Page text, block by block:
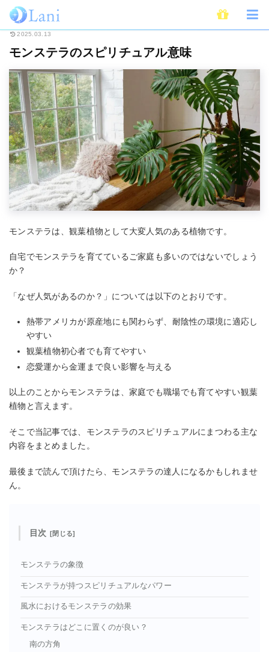
ホーム スピリチュアル
2025.03.13
モンステラのスピリチュアル意味
モンステラは、観葉植物として大変人気のある植物です。
自宅でモンステラを育てているご家庭も多いのではないでしょう
か？
「なぜ人気があるのか？」については以下のとおりです。
熱帯アメリカが原産地にも関わらず、耐陰性の環境に適応し
やすい
観葉植物初心者でも育てやすい
恋愛運から金運まで良い影響を与える
以上のことからモンステラは、家庭でも職場でも育てやすい観葉
植物と言えます。
そこで当記事では、モンステラのスピリチュアルにまつわる主な
内容をまとめました。
最後まで読んで頂けたら、モンステラの達人になるかもしれませ
ん。
目次
モンステラの象徴
モンステラが持つスピリチュアルなパワー
風水におけるモンステラの効果
モンステラはどこに置くのが良い？
南の方角